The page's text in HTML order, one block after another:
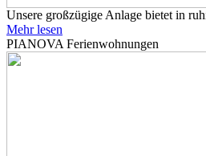
Unsere großzügige Anlage bietet in
Mehr lesen
PIANOVA Ferienwohnungen